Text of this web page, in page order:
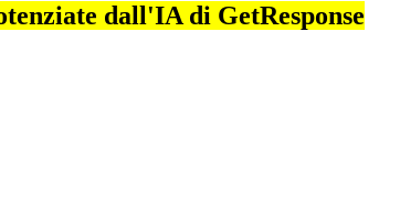
dall'IA di GetResponse